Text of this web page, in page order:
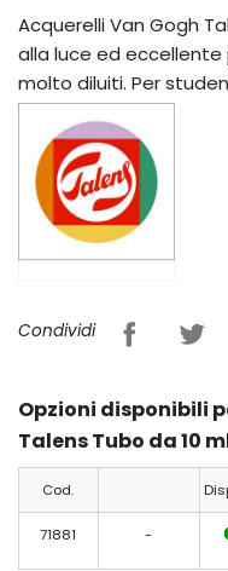
Acquerelli Van Gogh
alla luce ed
molto diluiti. Per
Condividi
Opzioni disponibili
Talens Tubo da 10
Cod.
71881 -